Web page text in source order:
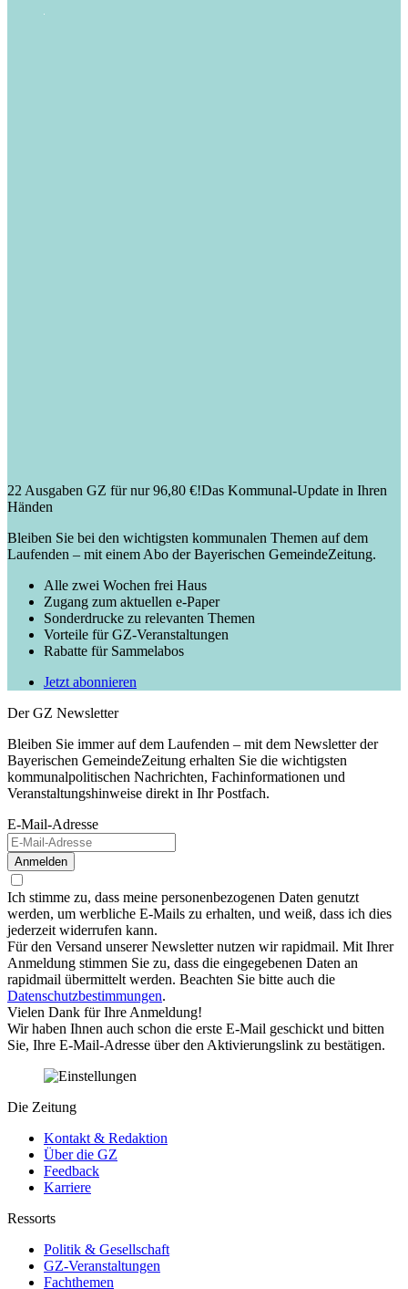
22 Ausgaben GZ für nur 96,80 €!Das Kommunal-Update in Ihren
Händen
Bleiben Sie bei den wichtigsten kommunalen Themen auf dem
Laufenden – mit einem Abo der Bayerischen GemeindeZeitung.
Alle zwei Wochen frei Haus
Zugang zum aktuellen e-Paper
Sonderdrucke zu relevanten Themen
Vorteile für GZ-Veranstaltungen
Rabatte für Sammelabos
Jetzt abonnieren
Der GZ Newsletter
Bleiben Sie immer auf dem Laufenden – mit dem Newsletter der
Bayerischen GemeindeZeitung erhalten Sie die wichtigsten
kommunalpolitischen Nachrichten, Fachinformationen und
Veranstaltungshinweise direkt in Ihr Postfach.
E-Mail-Adresse
Anmelden
Ich stimme zu, dass meine personenbezogenen Daten genutzt
werden, um werbliche E-Mails zu erhalten, und weiß, dass ich dies
jederzeit widerrufen kann.
Für den Versand unserer Newsletter nutzen wir rapidmail. Mit Ihrer
Anmeldung stimmen Sie zu, dass die eingegebenen Daten an
rapidmail übermittelt werden. Beachten Sie bitte auch die
Datenschutzbestimmungen.
Vielen Dank für Ihre Anmeldung!
Wir haben Ihnen auch schon die erste E-Mail geschickt und bitten
Sie, Ihre E-Mail-Adresse über den Aktivierungslink zu bestätigen.
Die Zeitung
Kontakt & Redaktion
Über die GZ
Feedback
Karriere
Ressorts
Politik & Gesellschaft
GZ-Veranstaltungen
Fachthemen